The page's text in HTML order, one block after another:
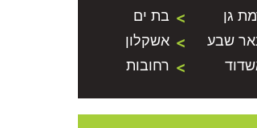
גן
בת ים
שבע
אשקלון
רחובות